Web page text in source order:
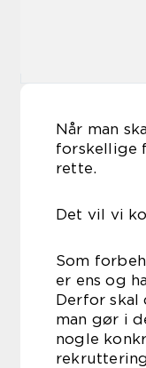
Når man
forskellige
rette.
Det vil vi
Som
er ens og
Derfor skal
man gør i
nogle